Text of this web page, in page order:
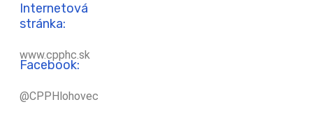
Internetová
stránka:
www.cpphc.sk
Facebook:
@CPPHlohovec